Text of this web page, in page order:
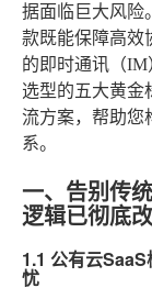
据面临巨大风险
款既能保障高效
的即时通讯（
选型的五大黄金
流方案，帮助您
系。
一、告别传
逻辑已彻底改
1.1 公有云
忧